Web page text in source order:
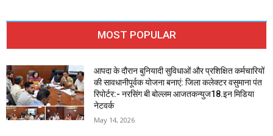
MOST POPULAR
आपदा के दौरान बुनियादी सुविधाओं और प्रशिक्षित कर्मचारियों
की सावधानीपूर्वक योजना बनाएं: जिला कलेक्टर वसुमाना पंत
रिपोर्टर:- नरसिंग बी बोल्लम आजतकन्युज18.इन मिडिया
नेटवर्क
May 14, 2026